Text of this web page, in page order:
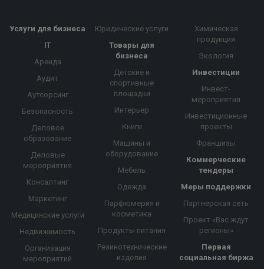
Услуги для бизнеса
IT
Аренда
Аудит
Аутсорсинг
Безопасность
Деловое
образование
Деловые
мероприятия
Консалтинг
Маркетинг
Медицинские услуги
Недвижимость
Организация
мероприятий
Юридические услуги
Товары для
бизнеса
Детские и
спортивные
площадки
Интерьер
Книги
Машины и
оборудование
Мебель
Одежда
Парфюмерия и
косметика
Продукты питания
Резинотехнические
изделия
Химическая
продукция
Экология
Инвестиции
Инвест-
мероприятия
Инвестиционные
проекты
Франшизы
Коммерческие
тендеры
Меры поддержки
Партнерская сеть
Проект «Вас ждут
регионы»
Первая
социальная биржа